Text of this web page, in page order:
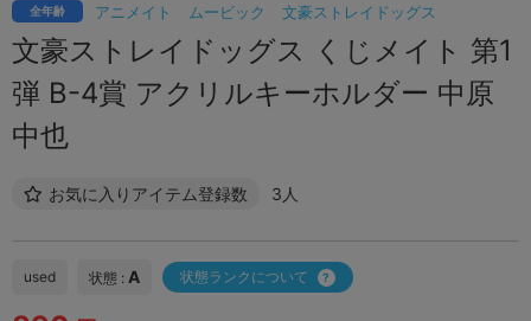
アニメイト ムービック 文豪ストレイドッグス
全年齢
文豪ストレイドッグス くじメイト 第1
弾 B-4賞 アクリルキーホルダー 中原
中也
お気に入りアイテム登録数 3人
used 状態 : A 状態ランクについて